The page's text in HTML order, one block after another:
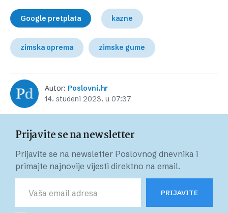
Google pretplata kazne
zimska oprema zimske gume
Autor: Poslovni.hr
14. studeni 2023. u 07:37
Prijavite se na newsletter
Prijavite se na newsletter Poslovnog dnevnika i
primajte najnovije vijesti direktno na email.
PRIJAVITE